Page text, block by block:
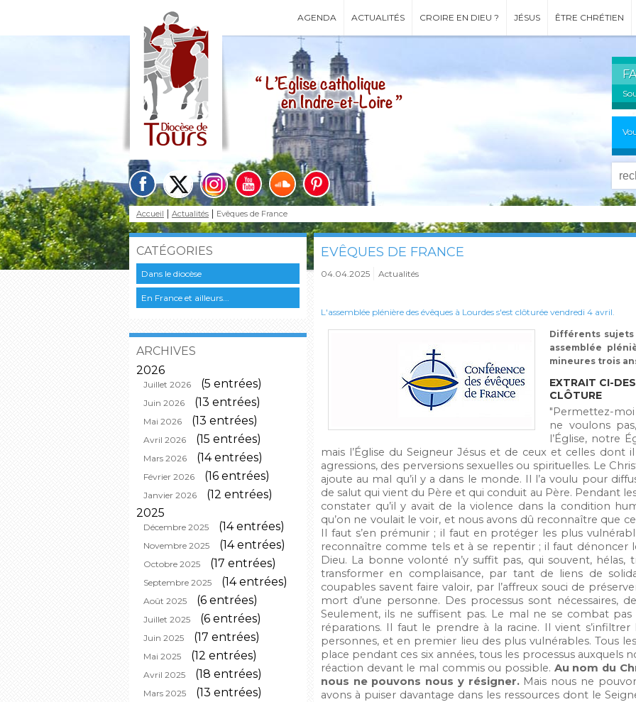
AGENDA ACTUALITÉS CROIRE EN DIEU ? JÉSUS ÊTRE CHRÉTIEN
Accueil Actualités Evêques de France
CATÉGORIES
Dans le diocèse
En France et ailleurs...
ARCHIVES
2026
Juillet 2026 (5 entrées)
Juin 2026 (13 entrées)
Mai 2026 (13 entrées)
Avril 2026 (15 entrées)
Mars 2026 (14 entrées)
Février 2026 (16 entrées)
Janvier 2026
(12 entrées)
2025
Décembre 2025 (14 entrées)
Novembre 2025 (14 entrées)
Octobre 2025 (17 entrées)
Septembre 2025 (14 entrées)
Août 2025 (6 entrées)
Juillet 2025 (6 entrées)
Juin 2025 (17 entrées)
Mai 2025 (12 entrées)
Avril 2025 (18 entrées)
Mars 2025 (13 entrées)
EVÊQUES DE FRANCE
04.04.2025 Actualités
L'assemblée plénière des évêques à Lourdes s'est clôturée vendredi 4 avril.
Différents
assemblée
mineures trois
EXTRAIT CI-
CLÔTURE
"Permettez-moi
ne voulons
l’Église, notre
mais l’Église du Seigneur Jésus et de ceux et celles dont
agressions, des perversions sexuelles ou spirituelles. Le
ajoute au mal qu’il y a dans le monde. Il l’a voulu pour
de salut qui vient du Père et qui conduit au Père. Pendant
constater qu’il y avait de la violence dans la condition
qu’on ne voulait le voir, et nous avons dû reconnaître que
Il faut s’en prémunir ; il faut en protéger les plus
reconnaître comme tels et à se repentir ; il faut dénoncer
Dieu. La bonne volonté n’y suffit pas, qui souvent,
transformer en complaisance, par tant de liens de
coupables savent faire valoir, par l’affreux souci de
mort d’une personne. Des processus sont nécessaires,
Seulement, ils ne suffisent pas. Le mal ne se combat
réparations. Il faut le prendre à la racine. Il vient
personnes, et en premier lieu des plus vulnérables. Tous
place pendant ces six années, tous les processus auxquels
réaction devant le mal commis ou possible. Au nom du
nous ne pouvons nous y résigner. Mais nous ne
avons à puiser davantage dans les ressources dont le